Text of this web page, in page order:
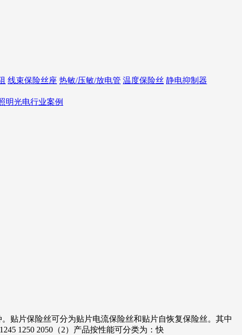
线束保险丝座 热敏/压敏/放电管 温度保险丝 静电抑制器
明光电行业案例
贴片保险丝可分为贴片电流保险丝和贴片自恢复保险丝。其中
1250 2050（2）产品按性能可分类为：快